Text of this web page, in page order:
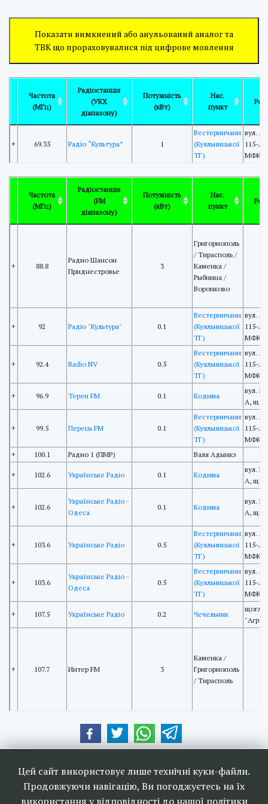
Показати вимкнений або анульований аналог та
ТВК що прораховувалися під цифрове мовлення
Частота
(МГц)
Радіостанція
(УКХ
діапазону)
Потужність
(кВт)
Нас.
пункт
+ 69.35 Радіо “Культура” 1
Вестерничани
(Куяльницької
ТГ)
вул.
115-А,
Частота
(МГц)
Радіостанція
(FM
діапазону)
Потужність
(кВт)
Нас.
пункт
+ 88.8
Радио Шансон
Приднестровье
3
Григориополь
/ Тирасполь /
Каменка /
Рыбница /
Воронково
+ 92 Радіо "Культура" 0.1
Вестерничани
(Куяльницької
ТГ)
вул.
115-А,
+ 92.4 Radio NV 0.5
Вестерничани
(Куяльницької
ТГ)
вул.
115-А,
+ 96.9 Терен FM 0.1 Кодима
вул.
А,
+ 99.5 Перець FM 0.1
Вестерничани
(Куяльницької
ТГ)
вул.
115-А,
+
100.1 Радио 1 (ПМР) Валя Адынкэ
+ 102.6 Українське Радіо 0.1 Кодима
вул.
А,
+ 102.6
Українське Радіо -
Одеса
0.1 Кодима
вул.
А,
+ 103.6 Українське Радіо 0.5
Вестерничани
(Куяльницької
ТГ)
вул.
115-А,
+ 103.6
Українське Радіо -
Одеса
0.5
Вестерничани
(Куяльницької
ТГ)
вул.
115-А,
+ 107.5 Українське Радіо 0.2 Чечельник
щогла
+ 107.7 Интер FM 3
Каменка /
Григориополь
/ Тирасполь
Цей сайт використовує лише технічні куки-файли.
Продовжуючи навігацію, Ви погоджуєтесь на їх
використання у відповідності до нашої політики